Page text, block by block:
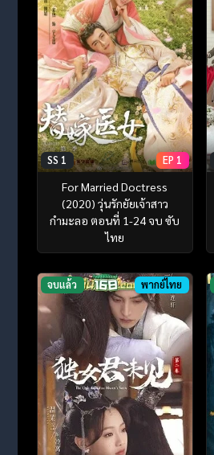
SS 1 EP 1
For Married Doctress
(2020) วุ่นรักยัยเจ้าสาว
กำมะลอ ตอนที่ 1-24 จบ ซับ
ไทย
จบแล้ว พากย์ไทย